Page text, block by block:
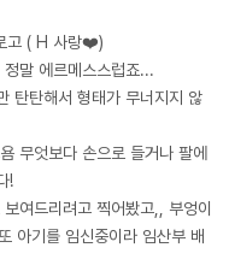
고 ( H 사랑❤️)
말 에르메스스럽죠...
탄탄해서 형태가 무너지지 않
무엇보다 손으로 들거나 팔에
!
여드리려고 찍어봤고,, 부엉이
아기를 임신중이라 임산부 배